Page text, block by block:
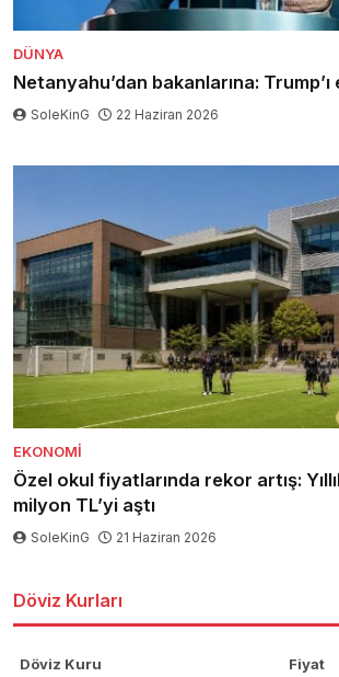
DÜNYA
Netanyahu’dan bakanlarına:
SoleKinG 22 Haziran 2026
EKONOMI
Özel okul fiyatlarında rekor artış:
milyon TL’yi aştı
SoleKinG 21 Haziran 2026
Döviz Kurları
Döviz Kuru Fiyat